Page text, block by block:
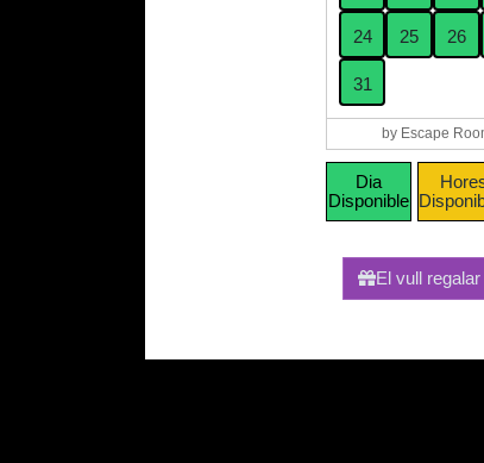
24 25 26
31
by Escape
Dia
Disponible
El vull